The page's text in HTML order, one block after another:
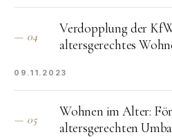
— 04
Verdopplung der
altersgerechtes
09.11.2023
— 05
Wohnen im Alter:
altersgerechten